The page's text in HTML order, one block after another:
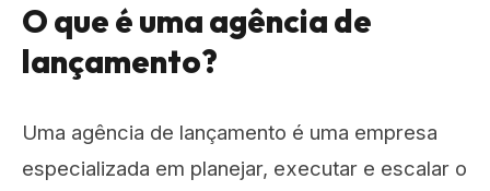
O que é uma agência de
lançamento?
Uma agência de lançamento é uma empresa
especializada em planejar, executar e escalar o